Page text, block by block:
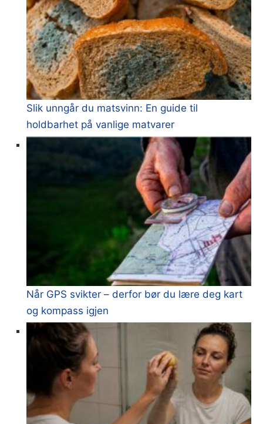
Slik unngår du matsvinn: En guide til
holdbarhet på vanlige matvarer
Når GPS svikter – derfor bør du lære deg kart
og kompass igjen